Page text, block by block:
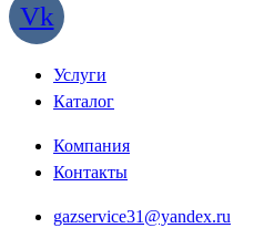
Vk
Услуги
Каталог
Компания
Контакты
gazservice31@yandex.ru